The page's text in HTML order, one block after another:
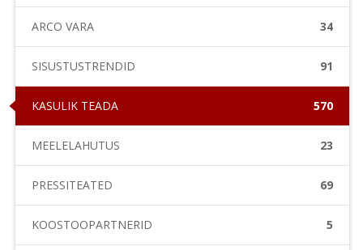
ARCO VARA 34
SISUSTUSTRENDID 91
KASULIK TEADA 570
MEELELAHUTUS 23
PRESSITEATED 69
KOOSTÖÖPARTNERID 5